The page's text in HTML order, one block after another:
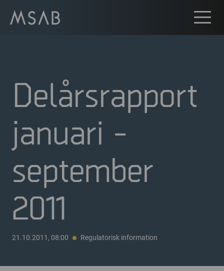
Delårsrapport
januari -
september
2011
21.10.2011, 08:00 Regulatorisk information